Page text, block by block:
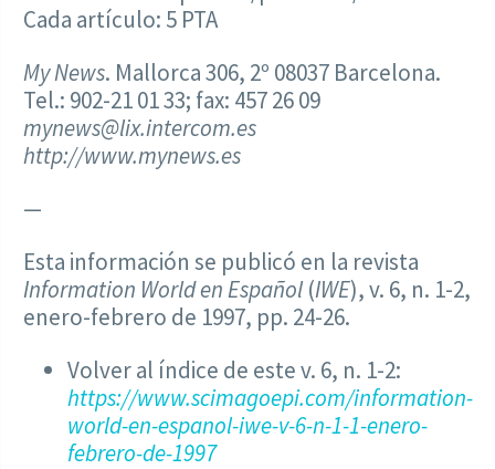
Cada artículo: 5 PTA
My News. Mallorca 306, 2º 08037 Barcelona.
Tel.: 902-21 01 33; fax: 457 26 09
mynews@lix.intercom.es
http://www.mynews.es
—
Esta información se publicó en la revista
Information World en Español (IWE), v. 6, n. 1-2,
enero-febrero de 1997, pp. 24-26.
Volver al índice de este v. 6, n. 1-2:
https://www.scimagoepi.com/information-
world-en-espanol-iwe-v-6-n-1-1-enero-
febrero-de-1997